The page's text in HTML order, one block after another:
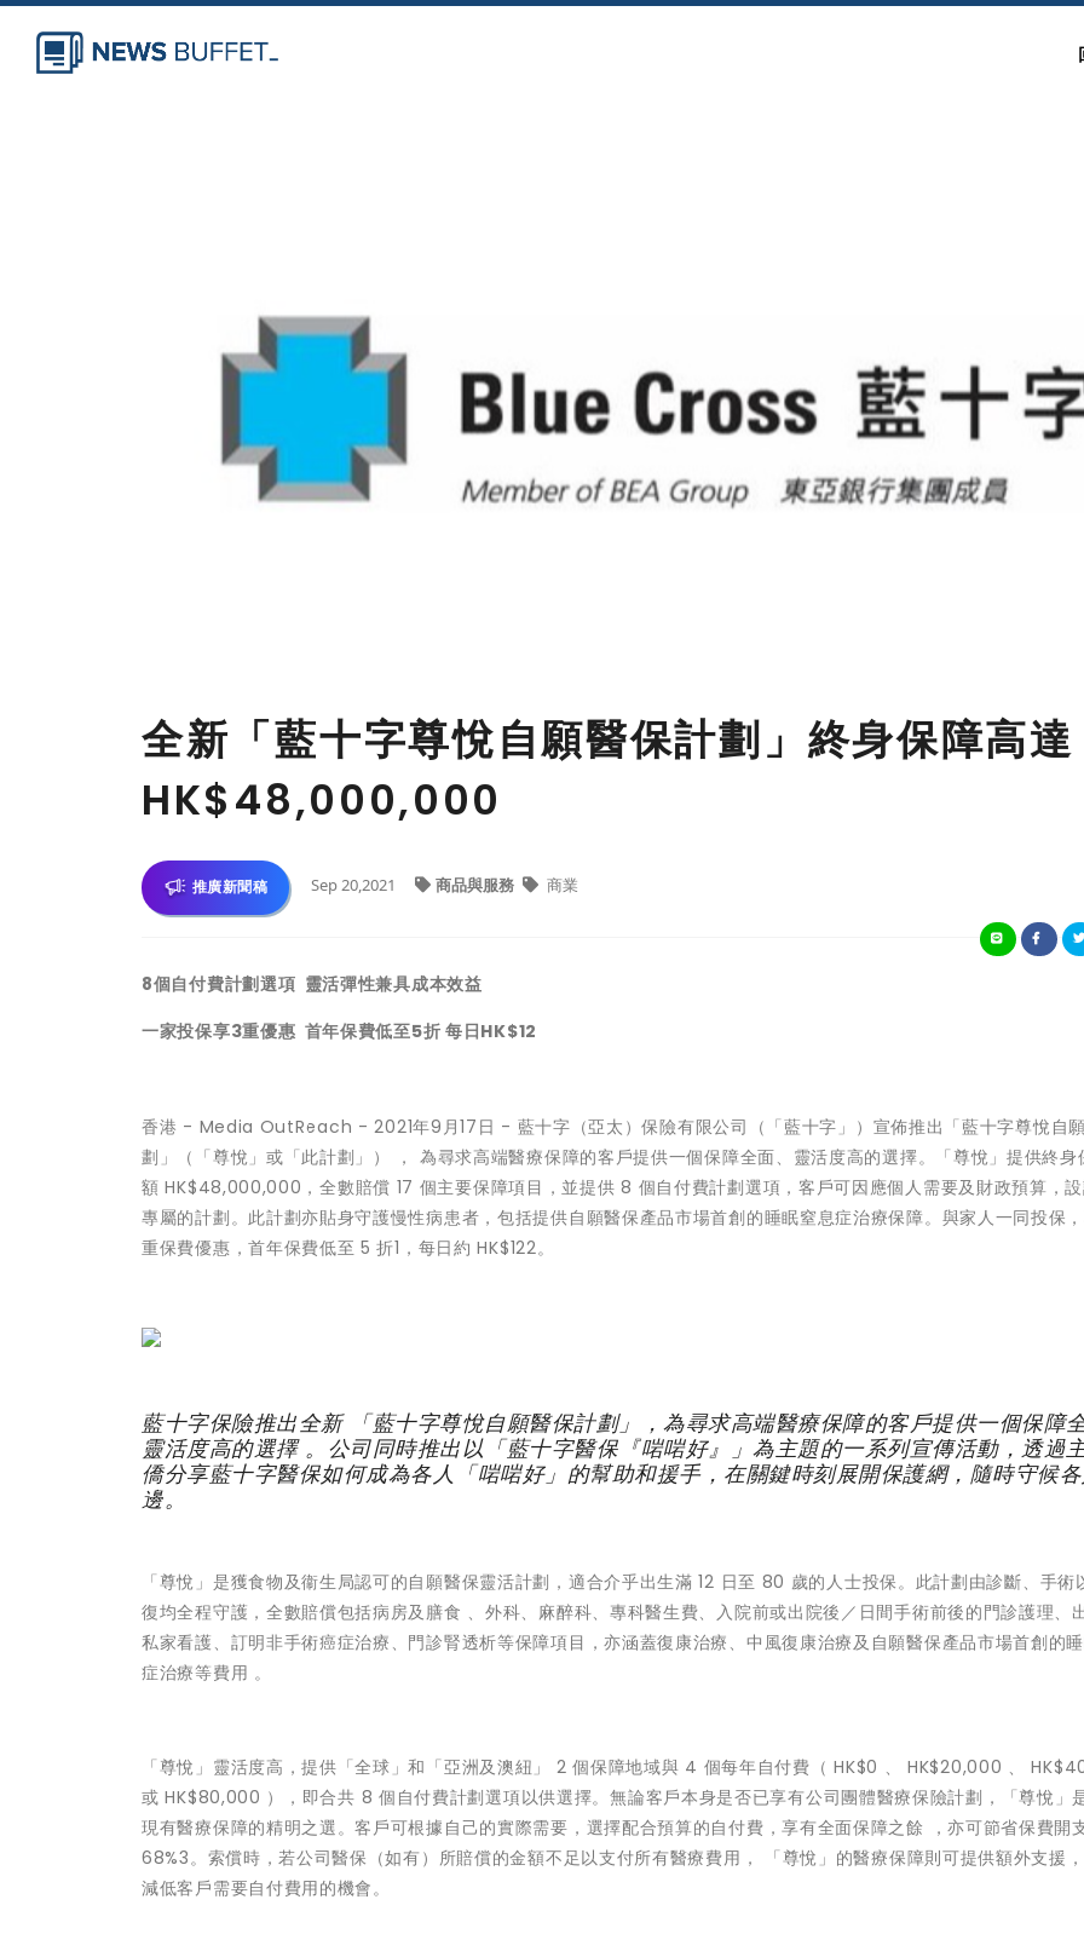
全新「藍十字尊悅自願醫保計劃」終身保障高達
HK$48,000,000
推廣新聞稿 Sep 20,2021 商品與服務 商業
8個自付費計劃選項 靈活彈性兼具成本效益
一家投保享3重優惠 首年保費低至5折 每日HK$12
香港 - Media OutReach - 2021年9月17日 - 藍十字（亞太）保險有限公司（「藍十字」）宣佈推出「藍十字尊悅自
劃」（「尊悅」或「此計劃」） ， 為尋求高端醫療保障的客戶提供一個保障全面、靈活度高的選擇。「尊悅」提供終身
額 HK$48,000,000，全數賠償 17 個主要保障項目，並提供 8 個自付費計劃選項，客戶可因應個人需要及財政預算，
專屬的計劃。此計劃亦貼身守護慢性病患者，包括提供自願醫保產品市場首創的睡眠窒息症治療保障。與家人一同投保
重保費優惠，首年保費低至 5 折1，每日約 HK$122。
藍十字保險推出全新 「藍十字尊悅自願醫保計劃」，為尋求高端醫療保障的客戶提供一個保障全
靈活度高的選擇 。公司同時推出以「藍十字醫保『啱啱好』」為主題的一系列宣傳活動，透過
僑分享藍十字醫保如何成為各人「啱啱好」的幫助和援手，在關鍵時刻展開保護網，隨時守候
邊。
「尊悅」是獲食物及衞生局認可的自願醫保靈活計劃，適合介乎出生滿 12 日至 80 歲的人士投保。此計劃由診斷、手術
復均全程守護，全數賠償包括病房及膳食 、外科、麻醉科、專科醫生費、入院前或出院後／日間手術前後的門診護理、
私家看護、訂明非手術癌症治療、門診腎透析等保障項目，亦涵蓋復康治療、中風復康治療及自願醫保產品市場首創的
症治療等費用 。
「尊悅」靈活度高，提供「全球」和「亞洲及澳紐」 2 個保障地域與 4 個每年自付費（ HK$0 、 HK$20,000 、
或 HK$80,000 ），即合共 8 個自付費計劃選項以供選擇。無論客戶本身是否已享有公司團體醫療保險計劃，「尊悅」
現有醫療保障的精明之選。客戶可根據自己的實際需要，選擇配合預算的自付費，享有全面保障之餘 ，亦可節省保費開
68%3。索償時，若公司醫保（如有）所賠償的金額不足以支付所有醫療費用， 「尊悅」的醫療保障則可提供額外支援
減低客戶需要自付費用的機會。